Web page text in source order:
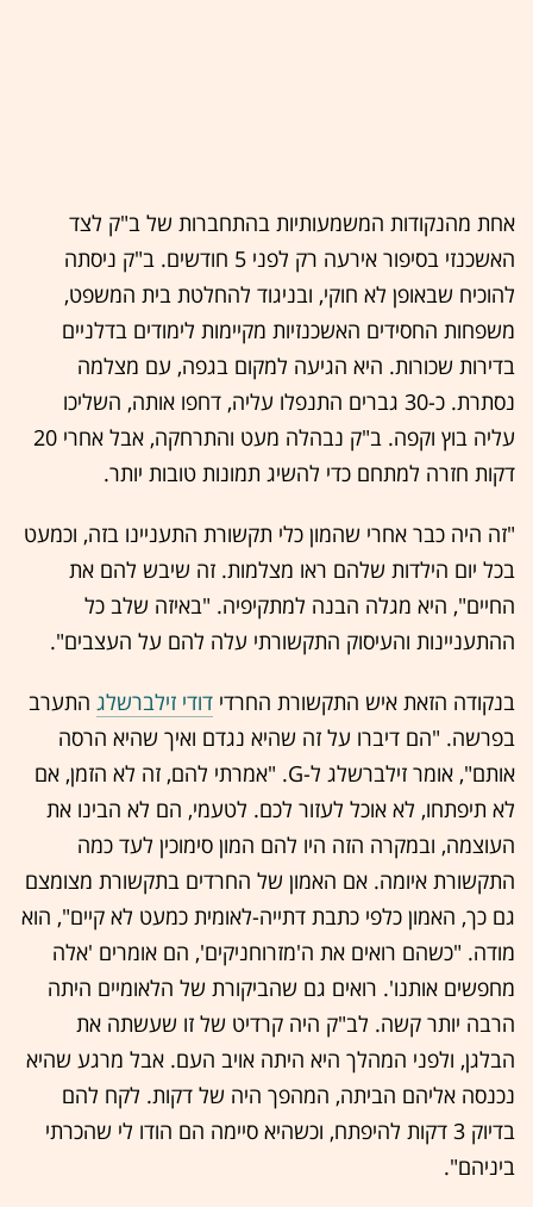
אחת מהנקודות המשמעותיות בהתחברות של ב"ק לצד
האשכנזי בסיפור אירעה רק לפני 5 חודשים. ב"ק ניסתה
להוכיח שבאופן לא חוקי, ובניגוד להחלטת בית המשפט,
משפחות החסידים האשכנזיות מקיימות לימודים בדלניים
בדירות שכורות. היא הגיעה למקום בגפה, עם מצלמה
נסתרת. כ-30 גברים התנפלו עליה, דחפו אותה, השליכו
עליה בוץ וקפה. ב"ק נבהלה מעט והתרחקה, אבל אחרי 20
דקות חזרה למתחם כדי להשיג תמונות טובות יותר.
"זה היה כבר אחרי שהמון כלי תקשורת התעניינו בזה, וכמעט
בכל יום הילדות שלהם ראו מצלמות. זה שיבש להם את
החיים", היא מגלה הבנה למתקיפיה. "באיזה שלב כל
ההתעניינות והעיסוק התקשורתי עלה להם על העצבים".
בנקודה הזאת איש התקשורת החרדי דודי זילברשלג התערב
בפרשה. "הם דיברו על זה שהיא נגדם ואיך שהיא הרסה
אותם", אומר זילברשלג ל-G. "אמרתי להם, זה לא הזמן, אם
לא תיפתחו, לא אוכל לעזור לכם. לטעמי, הם לא הבינו את
העוצמה, ובמקרה הזה היו להם המון סימוכין לעד כמה
התקשורת איומה. אם האמון של החרדים בתקשורת מצומצם
גם כך, האמון כלפי כתבת דתייה-לאומית כמעט לא קיים", הוא
מודה. "כשהם רואים את ה'מזרוחניקים', הם אומרים 'אלה
מחפשים אותנו'. רואים גם שהביקורת של הלאומיים היתה
הרבה יותר קשה. לב"ק היה קרדיט של זו שעשתה את
הבלגן, ולפני המהלך היא היתה אויב העם. אבל מרגע שהיא
נכנסה אליהם הביתה, המהפך היה של דקות. לקח להם
בדיוק 3 דקות להיפתח, וכשהיא סיימה הם הודו לי שהכרתי
ביניהם".